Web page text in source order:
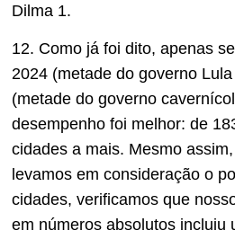
Dilma 1.
12. Como já foi dito, apenas
2024 (metade do governo
(metade do governo
desempenho foi melhor: de
cidades a mais. Mesmo
levamos em consideração o
cidades, verificamos que
em números absolutos incluiu